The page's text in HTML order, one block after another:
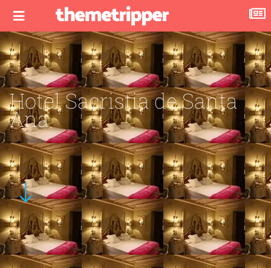
Hotel Sacristia de Santa
Ana